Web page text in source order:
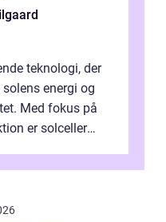
teknologi, der
energi og
Med fokus på
er solceller